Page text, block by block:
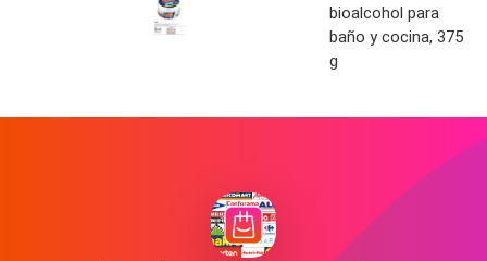
bioalcohol para
baño y cocina, 375
g